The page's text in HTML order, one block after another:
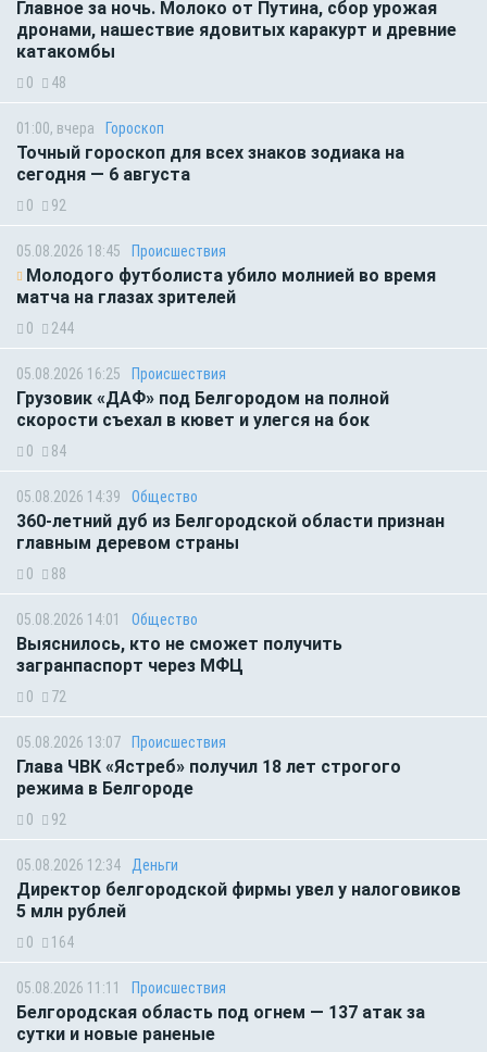
Главное за ночь. Молоко от Путина, сбор урожая
дронами, нашествие ядовитых каракурт и древние
катакомбы
0 48
01:00, вчера Гороскоп
Точный гороскоп для всех знаков зодиака на
сегодня — 6 августа
0 92
05.08.2026 18:45 Происшествия
Молодого футболиста убило молнией во время
матча на глазах зрителей
0 244
05.08.2026 16:25 Происшествия
Грузовик «ДАФ» под Белгородом на полной
скорости съехал в кювет и улегся на бок
0 84
05.08.2026 14:39 Общество
360-летний дуб из Белгородской области признан
главным деревом страны
0 88
05.08.2026 14:01 Общество
Выяснилось, кто не сможет получить
загранпаспорт через МФЦ
0 72
05.08.2026 13:07 Происшествия
Глава ЧВК «Ястреб» получил 18 лет строгого
режима в Белгороде
0 92
05.08.2026 12:34 Деньги
Директор белгородской фирмы увел у налоговиков
5 млн рублей
0 164
05.08.2026 11:11 Происшествия
Белгородская область под огнем — 137 атак за
сутки и новые раненые